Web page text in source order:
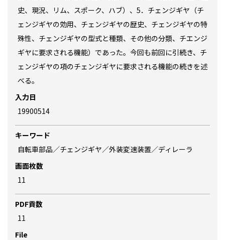
史、現況、リム、スポーク、ハブ）、5．チェンジギヤ（チ
ェンジギヤの効用、チェンジギヤの歴史、チェンジギヤの特
殊性、チェンジギヤの型式と種類、その他の分類、チエンジ
ギヤに要求される機能）であった。今回も前回に引続き、チ
ェンジギヤの項のチェンジギヤに要求される機能の続きを述
べる。
入力日
19900514
キーワード
自転車部品／チェンジギヤ／外装変速装置／ディレーラ
画面枚数
11
PDF貢数
11
File